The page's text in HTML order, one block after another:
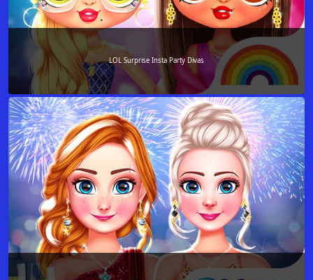
LOL Surprise Insta Party Divas